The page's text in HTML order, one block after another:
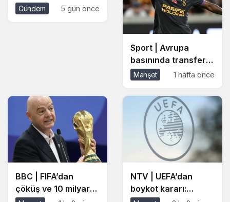
rüzgârı:
Gündem 5 gün önce
Sport | Avrupa
basınında transfer
iddiası: Barcelona ve
Osimhen’in peşinde
Manşet 1 hafta önce
BBC | FIFA’dan
çöküş ve 10 milyar
NTV | UEFA’dan
boykot kararı: